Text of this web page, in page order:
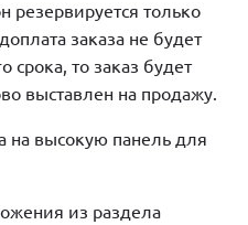
резервируется только
заказа не будет
срока, то заказ будет
выставлен на продажу.
на высокую панель для
из раздела